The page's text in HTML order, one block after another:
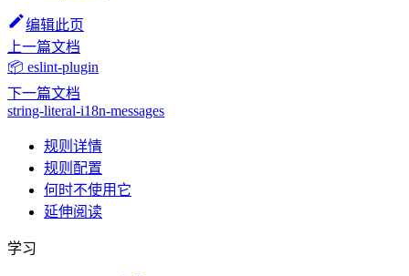
编辑此页
上一篇文档
📦 eslint-plugin
下一篇文档
string-literal-i18n-messages
规则详情
规则配置
何时不使用它
延伸阅读
学习